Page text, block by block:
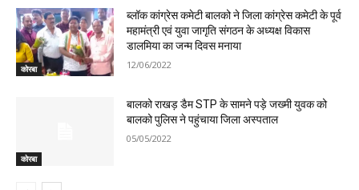
कोरबा
ब्लॉक कांग्रेस कमेटी बालको ने जिला कांग्रेस कमेटी के पूर्व
महामंत्री एवं युवा जागृति संगठन के अध्यक्ष विकास
डालमिया का जन्म दिवस मनाया
12/06/2022
कोरबा
बालको राखड़ डैम STP के सामने पड़े जख्मी युवक को
बालको पुलिस ने पहुंचाया जिला अस्पताल
05/05/2022